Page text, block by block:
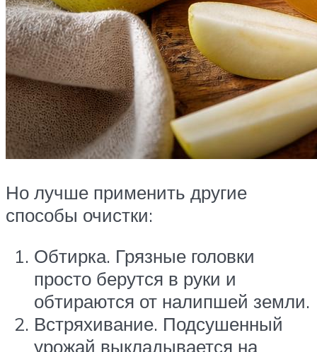
Но лучше применить другие
способы очистки:
Обтирка. Грязные головки
просто берутся в руки и
обтираются от налипшей земли.
Встряхивание. Подсушенный
урожай выкладывается на